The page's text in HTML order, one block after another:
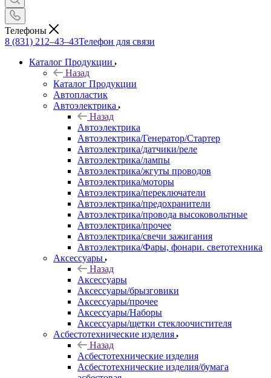
Телефоны
8 (831) 212–43–43Телефон для связи
Каталог Продукции
Назад
Каталог Продукции
Автопластик
Автоэлектрика
Назад
Автоэлектрика
Автоэлектрика/Генератор/Стартер
Автоэлектрика/датчики/реле
Автоэлектрика/лампы
Автоэлектрика/жгуты проводов
Автоэлектрика/моторы
Автоэлектрика/переключатели
Автоэлектрика/предохранители
Автоэлектрика/провода высоковольтные
Автоэлектрика/прочее
Автоэлектрика/свечи зажигания
Автоэлектрика/Фары, фонари. светотехника
Аксессуары
Назад
Аксессуары
Аксессуары/брызговики
Аксессуары/прочее
Аксессуары/Наборы
Аксессуары/щетки стеклоочистителя
Асбестотехнические изделия
Назад
Асбестотехнические изделия
Асбестотехнические изделия/бумага